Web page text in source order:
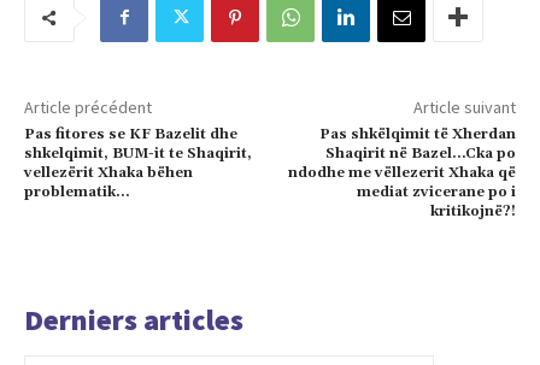
Article précédent
Pas fitores se KF Bazelit dhe
shkelqimit, BUM-it te Shaqirit,
vellezërit Xhaka bëhen
problematik…
Article suivant
Pas shkëlqimit të Xherdan
Shaqirit në Bazel…Cka po
ndodhe me vëllezerit Xhaka që
mediat zvicerane po i
kritikojnë?!
Derniers articles